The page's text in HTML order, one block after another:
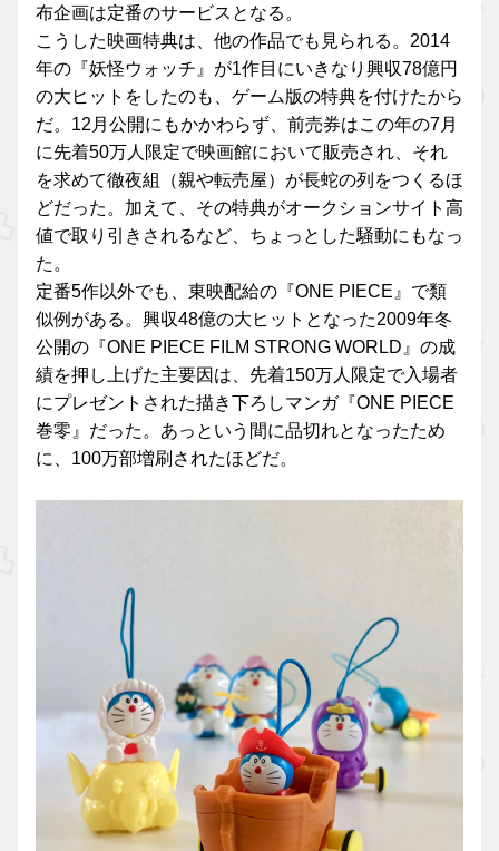
布企画は定番のサービスとなる。
こうした映画特典は、他の作品でも見られる。2014
年の『妖怪ウォッチ』が1作目にいきなり興収78億円
の大ヒットをしたのも、ゲーム版の特典を付けたから
だ。12月公開にもかかわらず、前売券はこの年の7月
に先着50万人限定で映画館において販売され、それ
を求めて徹夜組（親や転売屋）が長蛇の列をつくるほ
どだった。加えて、その特典がオークションサイト高
値で取り引きされるなど、ちょっとした騒動にもなっ
た。
定番5作以外でも、東映配給の『ONE PIECE』で類
似例がある。興収48億の大ヒットとなった2009年冬
公開の『ONE PIECE FILM STRONG WORLD』の成
績を押し上げた主要因は、先着150万人限定で入場者
にプレゼントされた描き下ろしマンガ『ONE PIECE
巻零』だった。あっという間に品切れとなったため
に、100万部増刷されたほどだ。